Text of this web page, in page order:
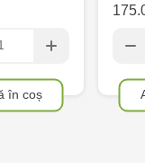
în coș